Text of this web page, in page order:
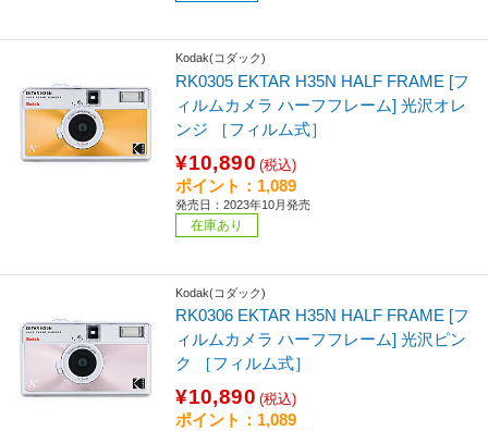
Kodak(コダック)
RK0305 EKTAR H35N HALF FRAME [フ
ィルムカメラ ハーフフレーム] 光沢オレ
ンジ ［フィルム式］
¥10,890 (税込)
ポイント：1,089
発売日：2023年10月発売
在庫あり
Kodak(コダック)
RK0306 EKTAR H35N HALF FRAME [フ
ィルムカメラ ハーフフレーム] 光沢ピン
ク ［フィルム式］
¥10,890 (税込)
ポイント：1,089